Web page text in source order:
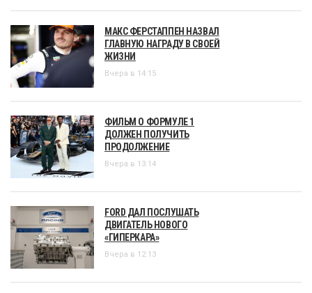
МАКС ФЕРСТАППЕН НАЗВАЛ
ГЛАВНУЮ НАГРАДУ В СВОЕЙ
ЖИЗНИ
Вчера в 14:15
ФИЛЬМ О ФОРМУЛЕ 1
ДОЛЖЕН ПОЛУЧИТЬ
ПРОДОЛЖЕНИЕ
Вчера в 13:14
FORD ДАЛ ПОСЛУШАТЬ
ДВИГАТЕЛЬ НОВОГО
«ГИПЕРКАРА»
Вчера в 12:13